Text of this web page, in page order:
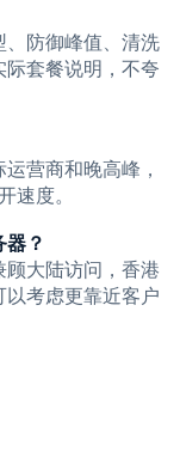
防御峰值、清洗
套餐说明，不夸
营商和晚高峰，
度。
？
大陆访问，香港
考虑更靠近客户